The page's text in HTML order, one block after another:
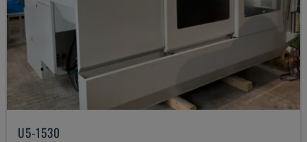
U5-1530